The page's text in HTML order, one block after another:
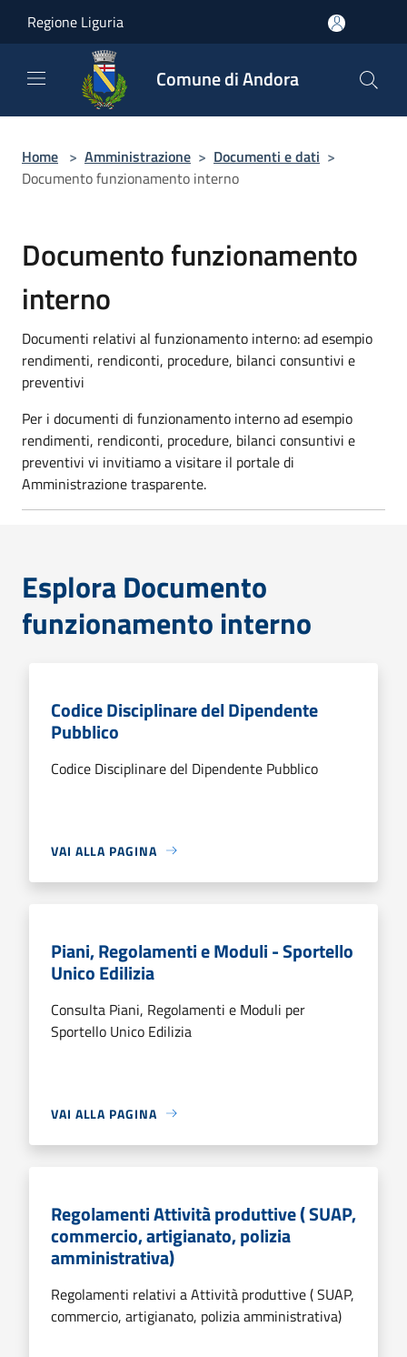
Regione Liguria
Comune di Andora
Home > Amministrazione > Documenti e dati >
Documento funzionamento interno
Documento funzionamento
interno
Documenti relativi al funzionamento interno: ad esempio
rendimenti, rendiconti, procedure, bilanci consuntivi e
preventivi
Per i documenti di funzionamento interno ad esempio
rendimenti, rendiconti, procedure, bilanci consuntivi e
preventivi vi invitiamo a visitare il portale di
Amministrazione trasparente.
Esplora Documento
funzionamento interno
Codice Disciplinare del Dipendente
Pubblico
Codice Disciplinare del Dipendente Pubblico
VAI ALLA PAGINA
Piani, Regolamenti e Moduli - Sportello
Unico Edilizia
Consulta Piani, Regolamenti e Moduli per
Sportello Unico Edilizia
VAI ALLA PAGINA
Regolamenti Attività produttive ( SUAP,
commercio, artigianato, polizia
amministrativa)
Regolamenti relativi a Attività produttive ( SUAP,
commercio, artigianato, polizia amministrativa)